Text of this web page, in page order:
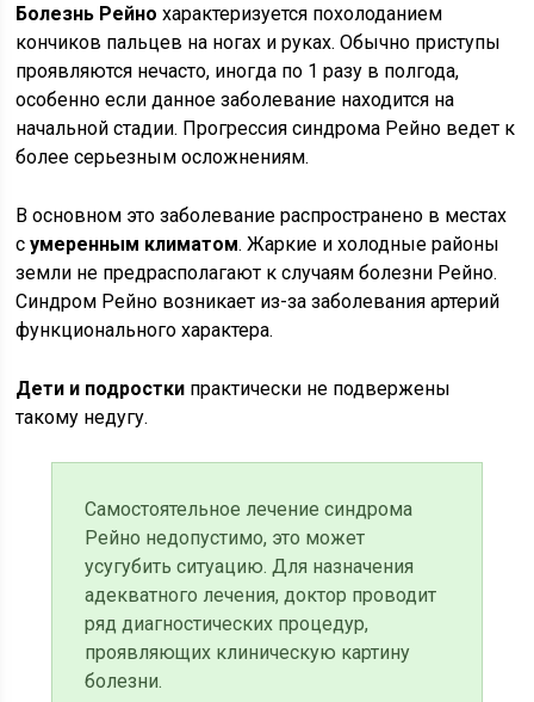
Болезнь Рейно характеризуется похолоданием
кончиков пальцев на ногах и руках. Обычно приступы
проявляются нечасто, иногда по 1 разу в полгода,
особенно если данное заболевание находится на
начальной стадии. Прогрессия синдрома Рейно ведет к
более серьезным осложнениям.
В основном это заболевание распространено в местах
сумеренным климатом. Жаркие и холодные районы
земли не предрасполагают к случаям болезни Рейно.
Синдром Рейно возникает из-за заболевания артерий
функционального характера.
Дети и подростки практически не подвержены
такому недугу.
Самостоятельное лечение синдрома
Рейно недопустимо, это может
усугубить ситуацию. Для назначения
адекватного лечения, доктор проводит
ряд диагностических процедур,
проявляющих клиническую картину
болезни.